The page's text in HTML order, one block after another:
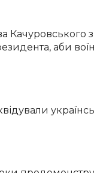
Качуровського
аби